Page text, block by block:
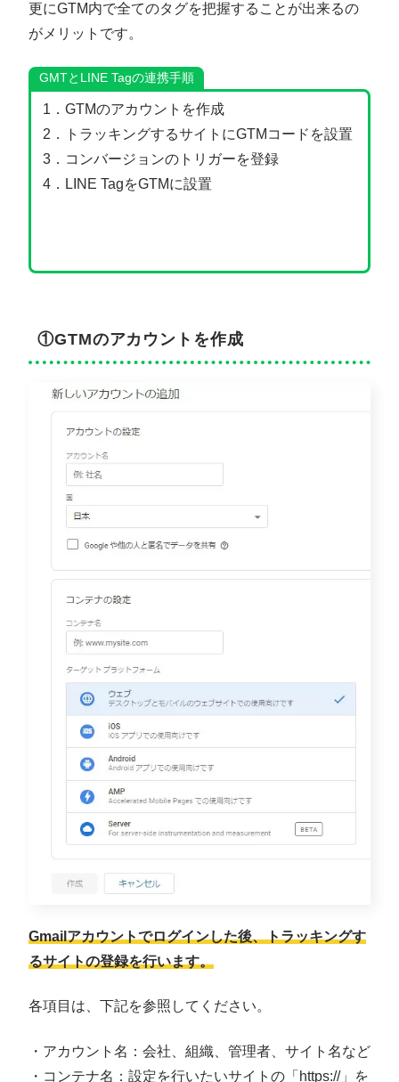
更にGTM内で全てのタグを把握することが出来るの
がメリットです。
GMTとLINE Tagの連携手順
1．GTMのアカウントを作成
2．トラッキングするサイトにGTMコードを設置
3．コンバージョンのトリガーを登録
4．LINE TagをGTMに設置
①GTMのアカウントを作成
Gmailアカウントでログインした後、トラッキングす
るサイトの登録を行います。
各項目は、下記を参照してください。
・アカウント名：会社、組織、管理者、サイト名など
・コンテナ名：設定を行いたいサイトの「https://」を